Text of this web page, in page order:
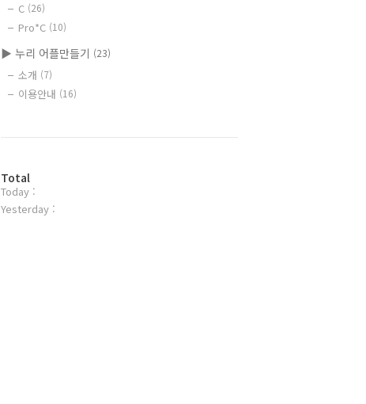
C (26)
Pro*C (10)
▶ 누리 어플만들기 (23)
소개 (7)
이용안내 (16)
방
문
자
Total
Today :
Yesterday :